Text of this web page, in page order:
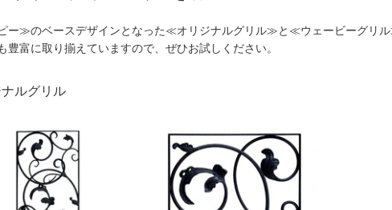
ー≫のベースデザインとなった≪オリジナルグリル≫と≪ウェービーグリル
豊富に取り揃えていますので、ぜひお試しください。
ルグリル